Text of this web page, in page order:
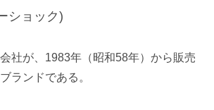
ショック)
社が、1983年（昭和58年）から販売
ランドである。